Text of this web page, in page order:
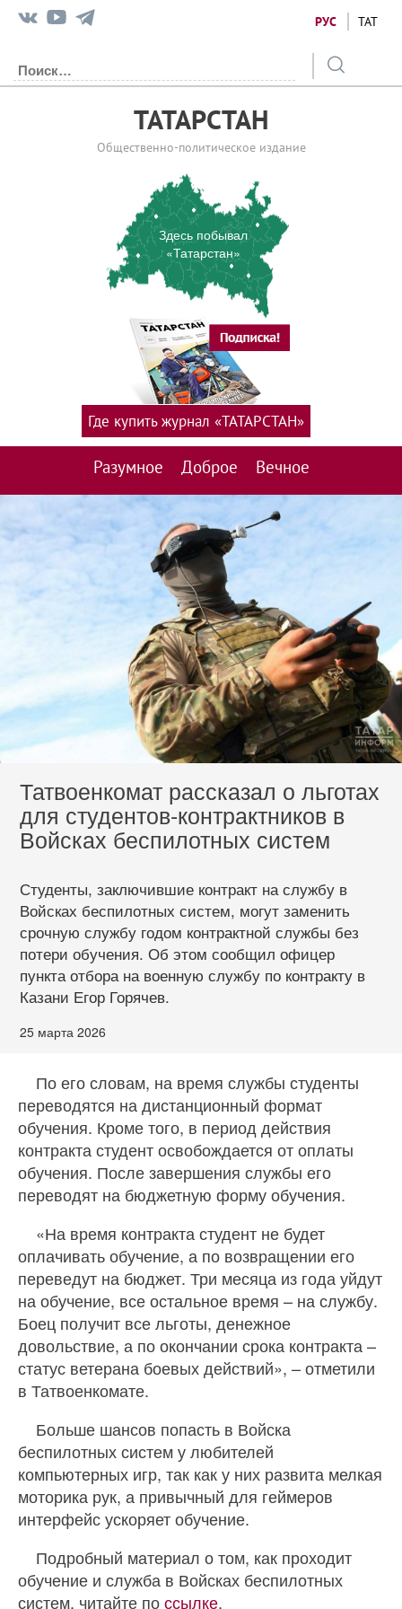
РУС ТАТ
ТАТАРСТАН
Общественно-политическое издание
Здесь побывал
«Татарстан»
Разумное Доброе Вечное
Где купить журнал «ТАТАРСТАН»
Татвоенкомат рассказал о льготах
для студентов-контрактников в
Войсках беспилотных систем
Студенты, заключившие контракт на службу в
Войсках беспилотных систем, могут заменить
срочную службу годом контрактной службы без
потери обучения. Об этом сообщил офицер
пункта отбора на военную службу по контракту в
Казани Егор Горячев.
25 марта 2026
По его словам, на время службы студенты
переводятся на дистанционный формат
обучения. Кроме того, в период действия
контракта студент освобождается от оплаты
обучения. После завершения службы его
переводят на бюджетную форму обучения.
«На время контракта студент не будет
оплачивать обучение, а по возвращении его
переведут на бюджет. Три месяца из года уйдут
на обучение, все остальное время – на службу.
Боец получит все льготы, денежное
довольствие, а по окончании срока контракта –
статус ветерана боевых действий», – отметили
в Татвоенкомате.
Больше шансов попасть в Войска
беспилотных систем у любителей
компьютерных игр, так как у них развита мелкая
моторика рук, а привычный для геймеров
интерфейс ускоряет обучение.
Подробный материал о том, как проходит
обучение и служба в Войсках беспилотных
систем, читайте поссылке.